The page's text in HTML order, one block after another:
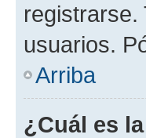
registrarse.
usuarios.
Arriba
¿Cuál es